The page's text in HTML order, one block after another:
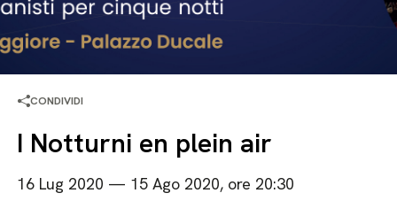
CONDIVIDI
I Notturni en plein air
16 Lug 2020 — 15 Ago 2020, ore 20:30